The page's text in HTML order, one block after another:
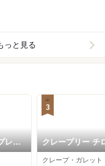
っと見る
レジ
3
クレープリー チ
クレープ・ガレット